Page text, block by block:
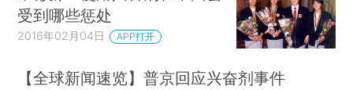
受到哪些惩处
2016年02月04日 APP打开
【全球新闻速览】普京回应兴奋剂事件